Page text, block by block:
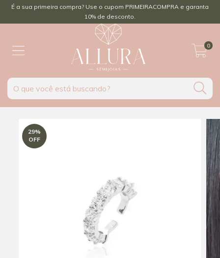
É a sua primeira compra? Use o cupom PRIMEIRACOMPRA e garanta
10% de desconto.
0
29%
OFF